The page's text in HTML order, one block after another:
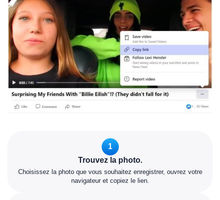
1
Trouvez la photo.
Choisissez la photo que vous souhaitez enregistrer, ouvrez votre
navigateur et copiez le lien.